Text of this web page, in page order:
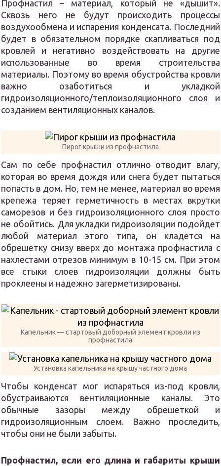
Профнастил – материал, который не «дышит».
Сквозь него не будут происходить процессы
воздухообмена и испарения конденсата. Последний
будет в обязательном порядке скапливаться под
кровлей и негативно воздействовать на другие
использованные во время строительства
материалы. Поэтому во время обустройства кровли
важно озаботиться и укладкой
гидроизоляционного/теплоизоляционного слоя и
созданием вентиляционных каналов.
Пирог крыши из профнастила
Сам по себе профнастил отлично отводит влагу,
которая во время дождя или снега будет пытаться
попасть в дом. Но, тем не менее, материал во время
крепежа теряет герметичность в местах вкрутки
саморезов и без гидроизоляционного слоя просто
не обойтись. Для укладки гидроизоляции подойдет
любой материал этого типа, он кладется на
обрешетку снизу вверх до монтажа профнастила с
нахлестами отрезов минимум в 10-15 см. При этом
все стыки слоев гидроизоляции должны быть
проклеены и надежно загерметизированы.
Капельник — стартовый доборный элемент кровли из
профнастила
Установка капельника на крышу частного дома
Чтобы конденсат мог испаряться из-под кровли,
обустраиваются вентиляционные каналы. Это
обычные зазоры между обрешеткой и
гидроизоляционным слоем. Важно проследить,
чтобы они не были забыты.
Профнастил, если его длина и габариты крыши